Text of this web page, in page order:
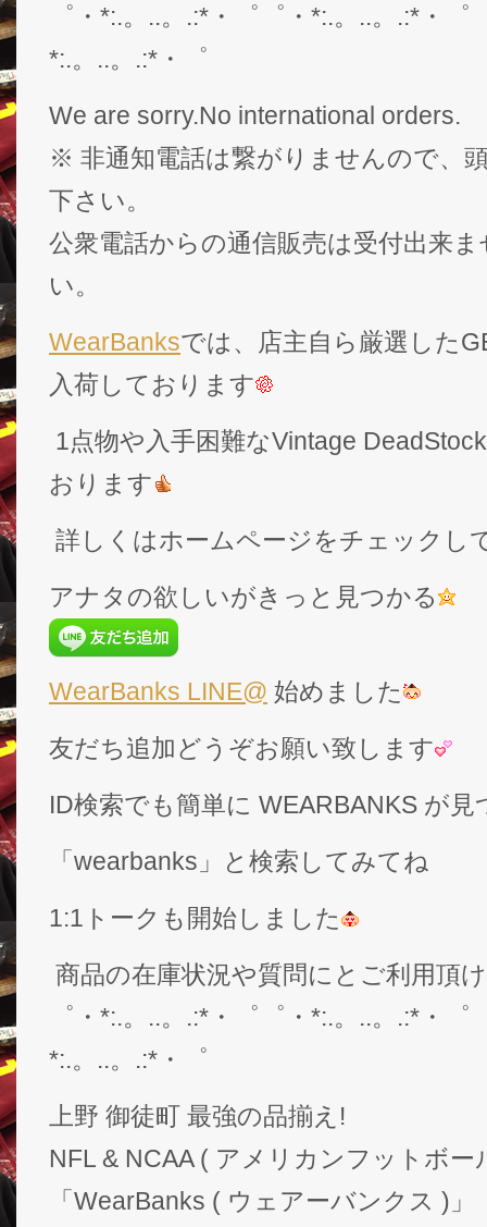
゜・*:.。..。.:*・゜゜・*:.。..。.:*・
*:.。..。.:*・゜
We are sorry.No international orders.
※ 非通知電話は繋がりませんので、
下さい。
公衆電話からの通信販売は受付出来
い。
WearBanksでは、店主自ら厳選した
入荷しております
1点物や入手困難なVintage
おります
詳しくはホームページをチェックし
アナタの欲しいがきっと見つかる
WearBanks LINE@ 始めました
友だち追加どうぞお願い致します
ID検索でも簡単に WEARBANKS が
「wearbanks」と検索してみてね
1:1トークも開始しました
商品の在庫状況や質問にとご利用頂
゜・*:.。..。.:*・゜゜・*:.。..。.:*・
*:.。..。.:*・゜
上野 御徒町 最強の品揃え!
NFL & NCAA ( アメリカンフットボー
「WearBanks ( ウェアーバンクス )」